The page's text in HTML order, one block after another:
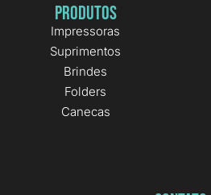
Produtos
Impressoras
Suprimentos
Brindes
Folders
Canecas